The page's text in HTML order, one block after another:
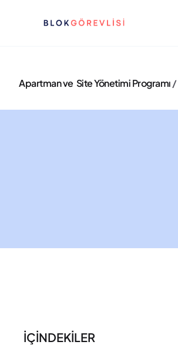
Apartman ve  Site Yönetimi Programı /
İÇİNDEKİLER